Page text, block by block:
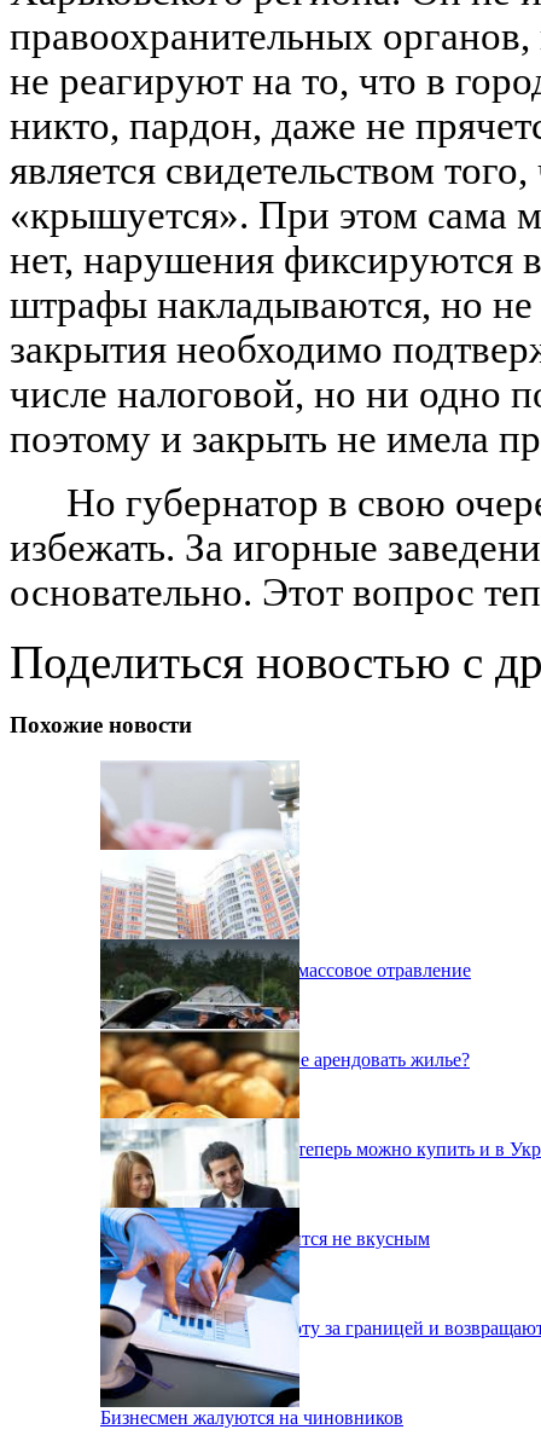
правоохранительных
не реагируют на то, что в
никто, пардон, даже не
является свидетельством
«крышуется». При этом сама
нет, нарушения фиксируются
штрафы накладываются, но
закрытия необходимо
числе налоговой, но ни одно
поэтому и закрыть не имела
Но губернатор в свою
избежать. За игорные
основательно. Этот вопрос
Поделиться новостью с
Похожие новости
В Харькове произошло массовое отравление
Как безопасно в Украине арендовать жилье?
Дешевые б/у иномарки теперь можно купить и в
В Украине хлеб становится не вкусным
Украинцы бросают работу за границей и
Бизнесмен жалуются на чиновников